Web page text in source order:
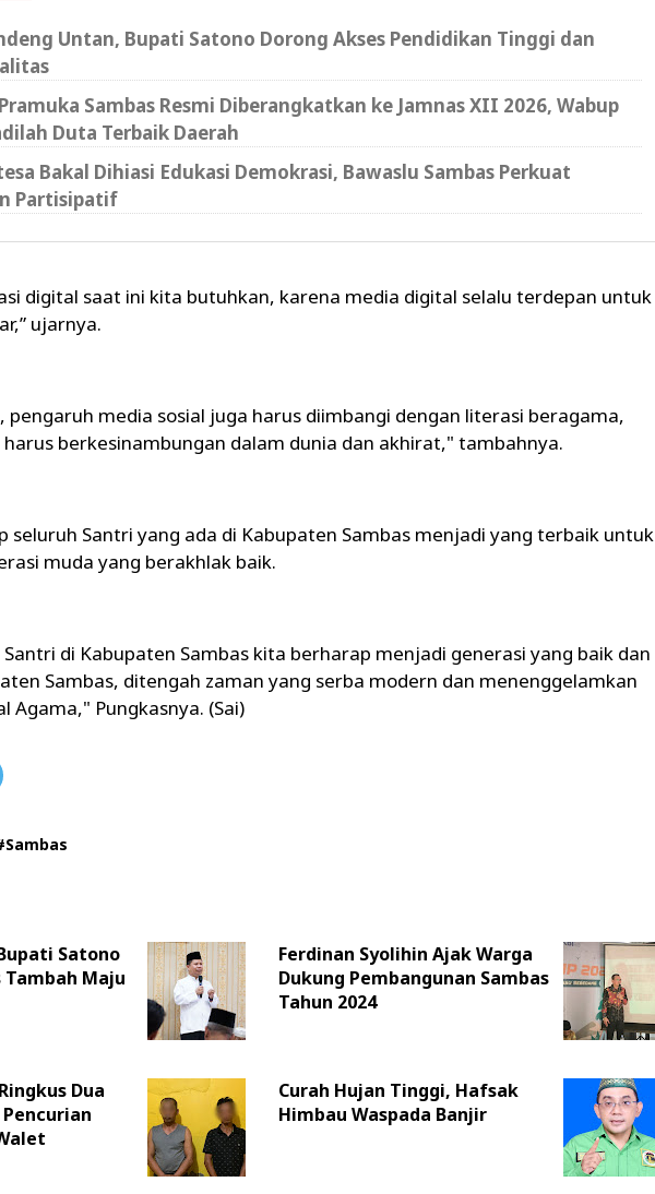
Untan, Bupati Satono Dorong Akses Pendidikan Tinggi dan
Sambas Resmi Diberangkatkan ke Jamnas XII 2026, Wabup
Duta Terbaik Daerah
Bakal Dihiasi Edukasi Demokrasi, Bawaslu Sambas Perkuat
Partisipatif
digital saat ini kita butuhkan, karena media digital selalu terdepan untuk
ujarnya.
pengaruh media sosial juga harus diimbangi dengan literasi beragama,
berkesinambungan dalam dunia dan akhirat," tambahnya.
seluruh Santri yang ada di Kabupaten Sambas menjadi yang terbaik untuk
muda yang berakhlak baik.
di Kabupaten Sambas kita berharap menjadi generasi yang baik dan
Sambas, ditengah zaman yang serba modern dan menenggelamkan
Agama," Pungkasnya. (Sai)
Satono
Tambah Maju
Ferdinan Syolihin Ajak Warga
Dukung Pembangunan Sambas
Tahun 2024
Dua
Curah Hujan Tinggi, Hafsak
Himbau Waspada Banjir